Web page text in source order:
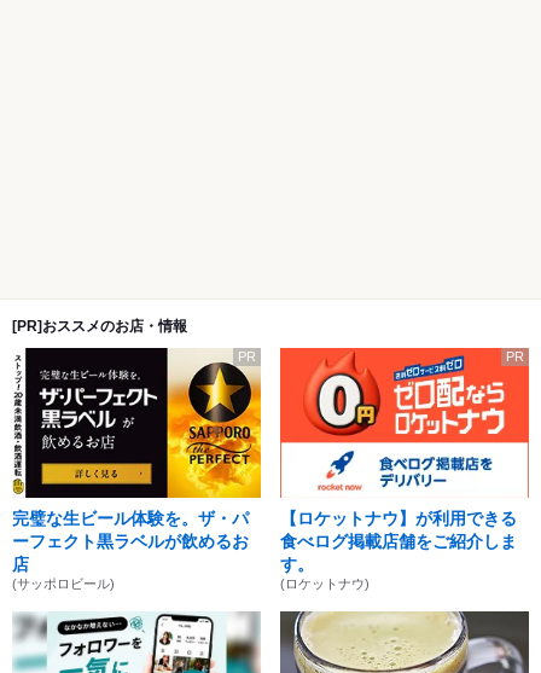
[PR]おススメのお店・情報
PR
完璧な生ビール体験を。ザ・パ
ーフェクト黒ラベルが飲めるお
店
(サッポロビール)
PR
【ロケットナウ】が利用できる
食べログ掲載店舗をご紹介しま
す。
(ロケットナウ)